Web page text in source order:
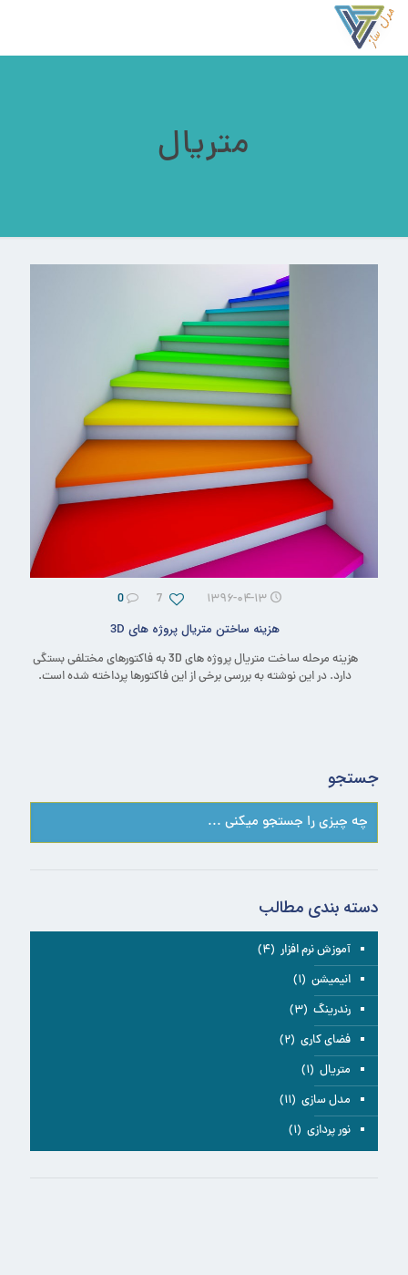
متریال
۱۳۹۶-۰۴-۱۳ 7
0
هزینه ساختن متریال پروژه های 3D
هزینه مرحله ساخت متریال پروژه های 3D به فاکتورهای مختلفی بستگی
دارد. در این نوشته به بررسی برخی از این فاکتورها پرداخته شده است.
جستجو
دسته بندی مطالب
آموزش نرم افزار (۴)
انیمیشن (۱)
رندرینگ (۳)
فضای کاری (۲)
متریال (۱)
مدل سازی (۱۱)
نور پردازی (۱)